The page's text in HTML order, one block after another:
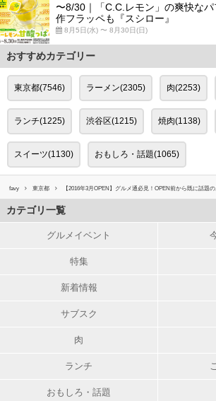
〜8/30｜「C.C.レモン」の爽快な
作フラッペも『スシロー』
8月5日(水) 〜 8月30日(日)
おすすめカテゴリー
東京都(7546) ラーメン(2305) 肉(2253)
ランチ(1225) 渋谷区(1215) 焼肉(1138)
スイーツ(1130) おもしろ・話題(1065)
favy 東京都 【2016年3月OPEN】グルメ通必見！OPEN前から既に話題
カテゴリ一覧
グルメイベント
特集
新着情報
サブスク
肉
ランチ
おもしろ・話題